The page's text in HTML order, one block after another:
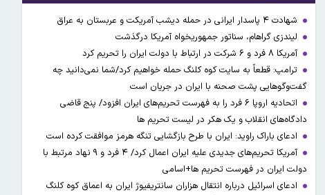
شهادت ۴ پاسدار ایرانی در حمله دیشب آمریکت و عربستان به عراق
لیندزی گراهام، سناتور جمهوریخواه آمریکا درگذشت
آمریکا ۸ فرد و ۶ شرکت در ارتباط با دولت ایران را تحریم کرد
ترامپ: قطعاً به سایت کوه کلنگ حمله خواهیم کرد/شما نمی‌دانید چه
گفت‌وگوهایی پشت صحنه با ایران در جریان است
اتحادیه اروپا ۶ فرد را به فهرست تحریم‌های ایران افزود/ پنج قاضی
دادگاه‌های انقلاب و یک هکر در لیست تحریم ها
ادعای باراک راوید: ایران با طرح بازگشایی تنگه هرمز موافقت کرده است
آمریکا تحریم‌های جدیدی علیه ایران اعمال کرد/ ۴ فرد و ۹ نهاد مرتبط با
دولت ایران در فهرست تحریم ها+اسامی
ادعای اسرائیل درباره انتقال هزاران سانتریفیوژ ایران به اعماق کوه کلنگ